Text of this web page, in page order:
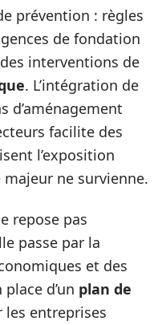
prévention : règles
de fondation
interventions de
. L’intégration de
d’aménagement
facilite des
l’exposition
majeur ne survienne.
repose pas
passe par la
et des
d’un plan de
les entreprises